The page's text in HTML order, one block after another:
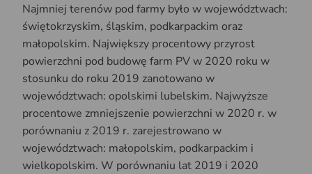
Najmniej terenów pod farmy było w województwach:
świętokrzyskim, śląskim, podkarpackim oraz
małopolskim. Największy procentowy przyrost
powierzchni pod budowę farm PV w 2020 roku w
stosunku do roku 2019 zanotowano w
województwach: opolskimi lubelskim. Najwyższe
procentowe zmniejszenie powierzchni w 2020 r. w
porównaniu z 2019 r. zarejestrowano w
województwach: małopolskim, podkarpackim i
wielkopolskim. W porównaniu lat 2019 i 2020